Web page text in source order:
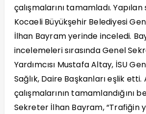
çalışmalarını tamamladı.
Kocaeli Büyükşehir Belediyesi
İlhan Bayram yerinde inceledi.
incelemeleri sırasında Genel
Yardımcısı Mustafa Altay, İSU
Sağlık, Daire Başkanları eşlik etti.
çalışmalarının tamamlandığını
Sekreter İlhan Bayram, “Trafiğin